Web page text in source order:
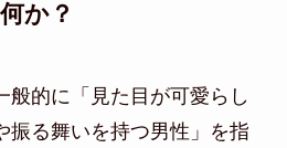
か？
般的に「見た目が可愛らし
振る舞いを持つ男性」を指